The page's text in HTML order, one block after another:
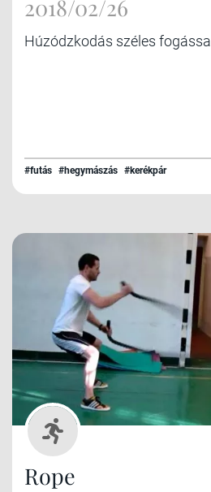
2018/02/26
Húzódzkodás széles fogással
#futás #hegymászás #kerékpár
Rope